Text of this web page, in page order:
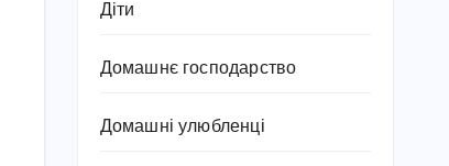
Діти
Домашнє господарство
Домашні улюбленці